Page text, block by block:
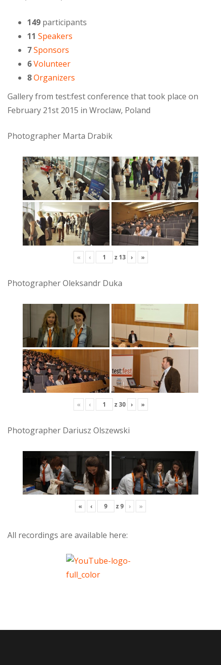
149 participants
11 Speakers
7Sponsors
6Volunteer
8Organizers
Gallery from test:fest conference that took place on
February 21st 2015 in Wroclaw, Poland
Photographer Marta Drabik
« ‹ z 13 › »
Photographer Oleksandr Duka
« ‹ z30 › »
Photographer Dariusz Olszewski
« ‹ z9 › »
All recordings are available here: